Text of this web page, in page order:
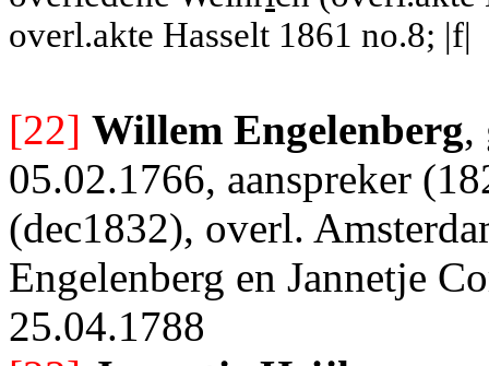
overl.akte Hasselt 1861 no.8; |f|
[22] Willem Engelenberg,
05.02.1766, aanspreker
(dec1832), overl.
Engelenberg en Jannetje
25.04.1788